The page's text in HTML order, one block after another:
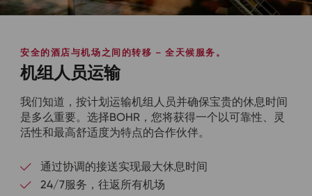
机组人员运输
安全的酒店与机场之间的转移 – 全天候服务。
我们知道，按计划运输机组人员并确保宝贵的休息时间
是多么重要。选择BOHR，您将获得一个以可靠性、灵
活性和最高舒适度为特点的合作伙伴。
通过协调的接送实现最大休息时间
24/7服务，往返所有机场